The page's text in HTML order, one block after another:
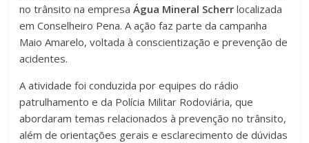
no trânsito na empresa Água Mineral Scherr localizada
em Conselheiro Pena. A ação faz parte da campanha
Maio Amarelo, voltada à conscientização e prevenção de
acidentes.
A atividade foi conduzida por equipes do rádio
patrulhamento e da Polícia Militar Rodoviária, que
abordaram temas relacionados à prevenção no trânsito,
além de orientações gerais e esclarecimento de dúvidas